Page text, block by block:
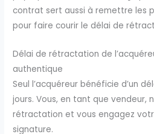
contrat sert aussi à remettre les
pour faire courir le délai de
Délai de rétractation de
authentique
Seul l’acquéreur bénéficie d’un
jours. Vous, en tant que vendeur,
rétractation et vous engagez
signature.